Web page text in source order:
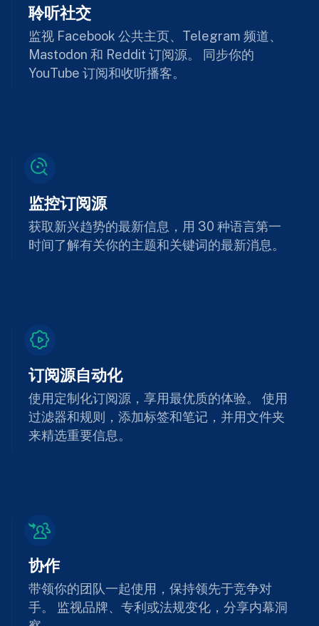
聆听社交
监视 Facebook 公共主页、Telegram 频道、
Mastodon 和 Reddit 订阅源。 同步你的
YouTube 订阅和收听播客。
监控订阅源
获取新兴趋势的最新信息，用 30 种语言第一
时间了解有关你的主题和关键词的最新消息。
订阅源自动化
使用定制化订阅源，享用最优质的体验。 使用
过滤器和规则，添加标签和笔记，并用文件夹
来精选重要信息。
协作
带领你的团队一起使用，保持领先于竞争对
手。 监视品牌、专利或法规变化，分享内幕洞